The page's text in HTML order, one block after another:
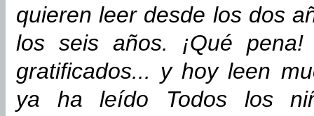
quieren leer desde los dos
los seis años. ¡Qué
gratificados... y hoy leen
ya ha leído Todos los